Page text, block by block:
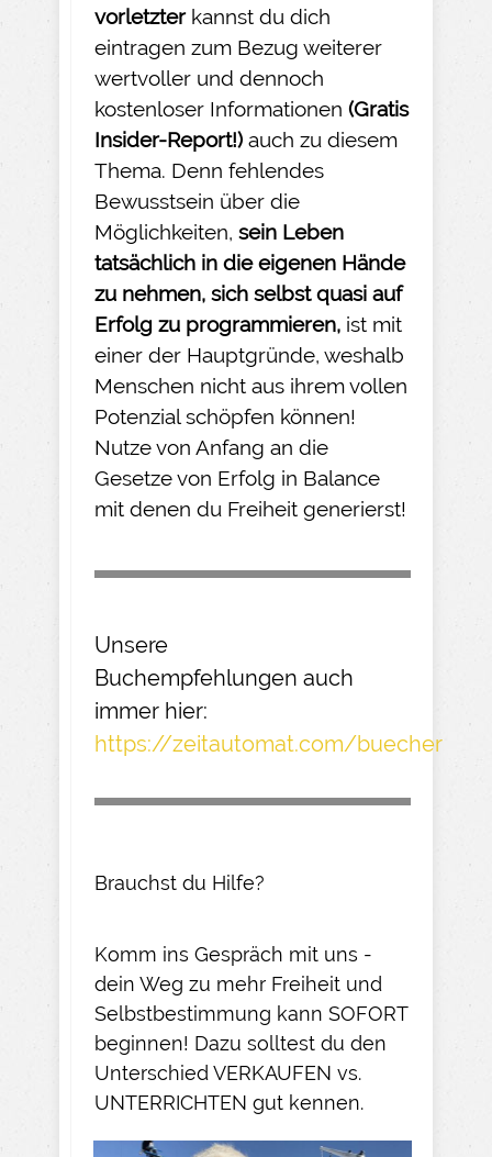
vorletzter kannst du dich
eintragen zum Bezug weiterer
wertvoller und dennoch
kostenloser Informationen (Gratis
Insider-Report!) auch zu diesem
Thema. Denn fehlendes
Bewusstsein über die
Möglichkeiten, sein Leben
tatsächlich in die eigenen Hände
zu nehmen, sich selbst quasi auf
Erfolg zu programmieren, ist mit
einer der Hauptgründe, weshalb
Menschen nicht aus ihrem vollen
Potenzial schöpfen können!
Nutze von Anfang an die
Gesetze von Erfolg in Balance
mit denen du Freiheit generierst!
Unsere
Buchempfehlungen auch
immer hier:
https://zeitautomat.com/buecher
Brauchst du Hilfe?
Komm ins Gespräch mit uns -
dein Weg zu mehr Freiheit und
Selbstbestimmung kann SOFORT
beginnen! Dazu solltest du den
Unterschied VERKAUFEN vs.
UNTERRICHTEN gut kennen.